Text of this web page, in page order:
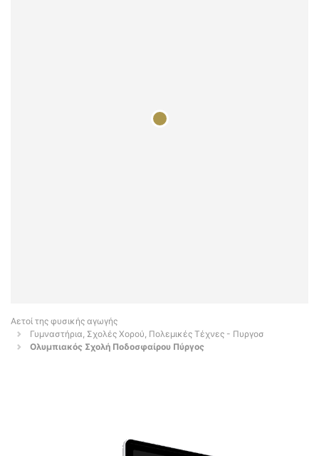
Αετοί της φυσικής αγωγής
Γυμναστήρια, Σχολές Χορού, Πολεμικές Τέχνες - Πυργοσ
Ολυμπιακός Σχολή Ποδοσφαίρου Πύργος